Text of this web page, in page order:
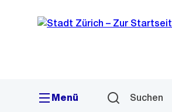
Navigation
Sprunglink
Menü Suchen